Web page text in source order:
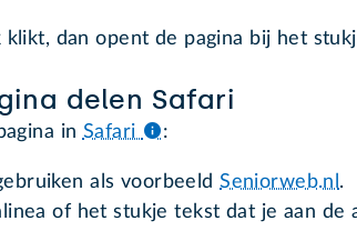
dan opent de pagina bij het
delen Safari
in Safari :
als voorbeeldSeniorweb.nl .
of het stukje tekst dat je aan de